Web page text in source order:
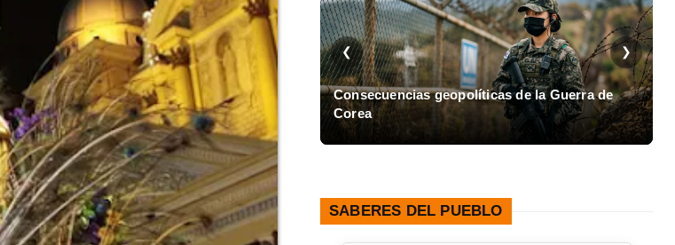
❮
Subasta de CITGO: Cronograma y Ofertas en
Delaware
Consecuencias geopolíticas de la Guerra de
Corea
❯
SABERES DEL PUEBLO